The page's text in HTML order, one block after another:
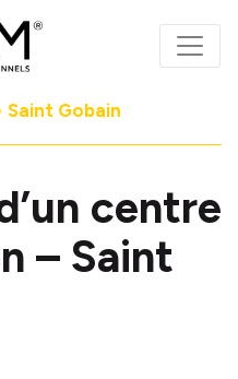
Saint Gobain
centre
– Saint